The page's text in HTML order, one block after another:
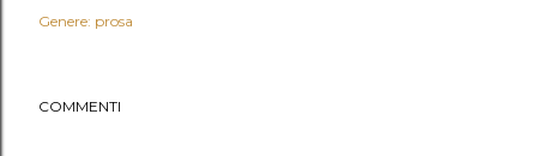
Genere: prosa
COMMENTI